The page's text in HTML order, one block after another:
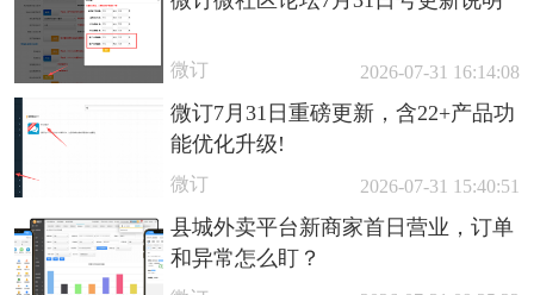
微订 2026-07-31 16:14:08
微订7月31日重磅更新，含22+产品功
能优化升级!
微订 2026-07-31 15:40:51
县城外卖平台新商家首日营业，订单
和异常怎么盯？